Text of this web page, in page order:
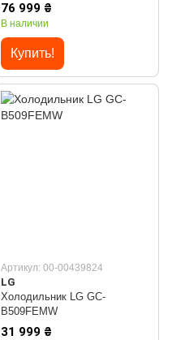
76 999 ₴
В наличии
Купить!
Артикул: 00-00439824
LG
Холодильник LG GC-
B509FEMW
31 999 ₴